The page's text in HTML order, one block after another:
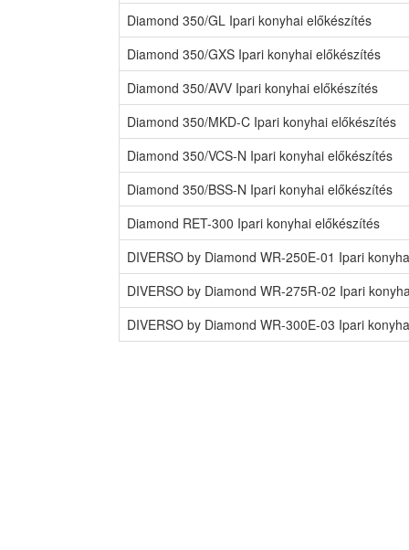
Diamond 350/GL Ipari konyhai előkészítés
Diamond 350/GXS Ipari konyhai előkészítés
Diamond 350/AVV Ipari konyhai előkészítés
Diamond 350/MKD-C Ipari konyhai előkészítés
Diamond 350/VCS-N Ipari konyhai előkészítés
Diamond 350/BSS-N Ipari konyhai előkészítés
Diamond RET-300 Ipari konyhai előkészítés
DIVERSO by Diamond WR-250E-01 Ipari
DIVERSO by Diamond WR-275R-02 Ipari
DIVERSO by Diamond WR-300E-03 Ipari